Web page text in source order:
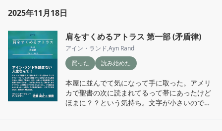
2025年11月18日
肩をすくめるアトラス 第一部 (矛盾律)
アイン・ランド,Ayn Rand
買った
読み始めた
本屋に並んでて気になって手に取った。アメリ
カで聖書の次に読まれてるって帯にあったけど
ほまに？？という気持ち。文字が小さいので読